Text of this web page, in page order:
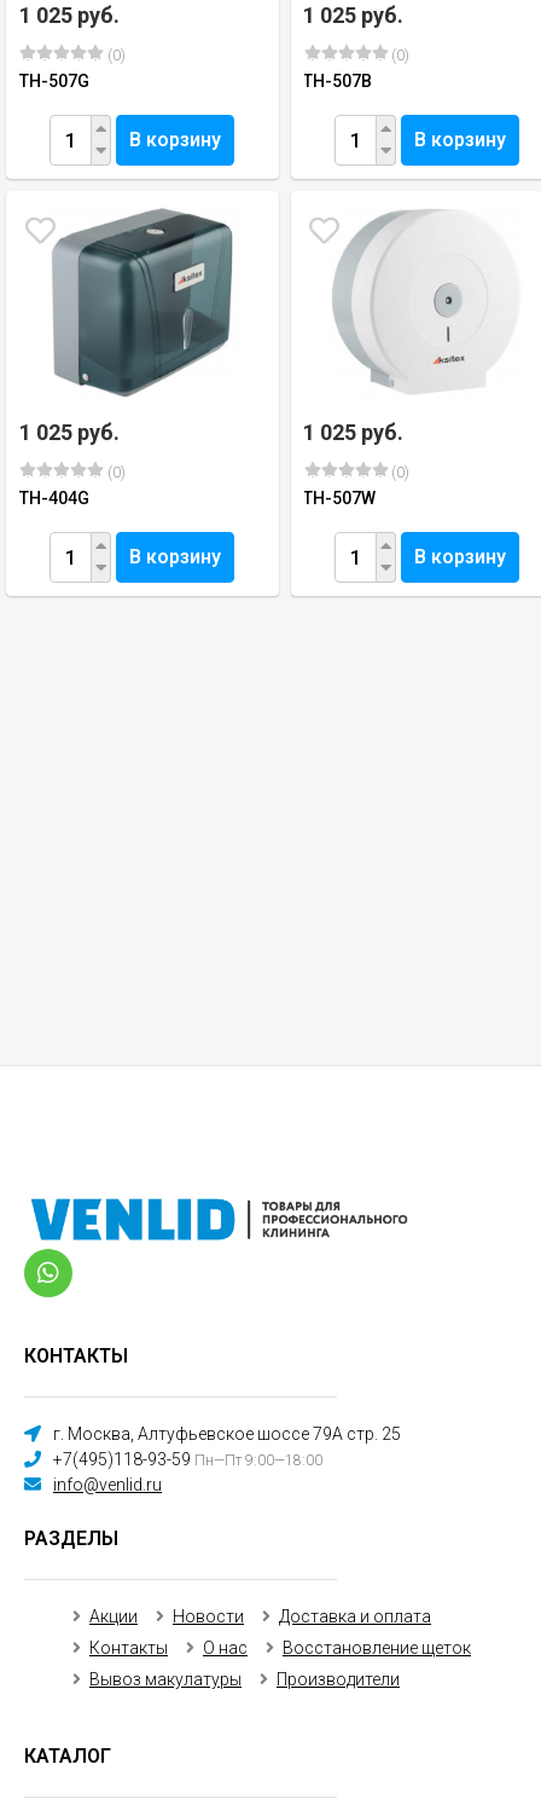
1 025 руб.
(0)
TH-507G
В корзину
1 025 руб.
(0)
TH-507B
В корзину
1 025 руб.
(0)
TH-404G
В корзину
1 025 руб.
(0)
TH-507W
В корзину
КОНТАКТЫ
г. Москва, Алтуфьевское шоссе 79А стр. 25
+7(495)118-93-59 Пн—Пт 9:00—18:00
info@venlid.ru
РАЗДЕЛЫ
Акции Новости
Доставка и оплата
Контакты
О нас
Восстановление щеток
Вывоз макулатуры
Производители
КАТАЛОГ